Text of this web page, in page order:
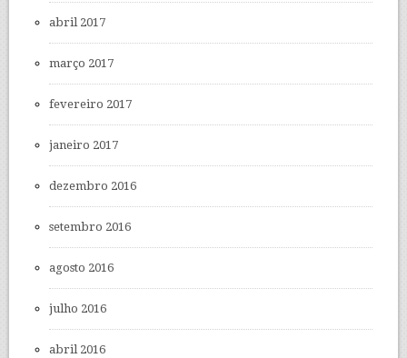
abril 2017
março 2017
fevereiro 2017
janeiro 2017
dezembro 2016
setembro 2016
agosto 2016
julho 2016
abril 2016